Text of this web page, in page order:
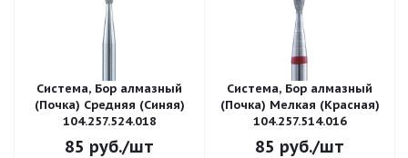
Система, Бор алмазный
(Почка) Средняя (Синяя)
104.257.524.018
85 руб./шт
Система, Бор алмазный
(Почка) Мелкая (Красная)
104.257.514.016
85 руб./шт